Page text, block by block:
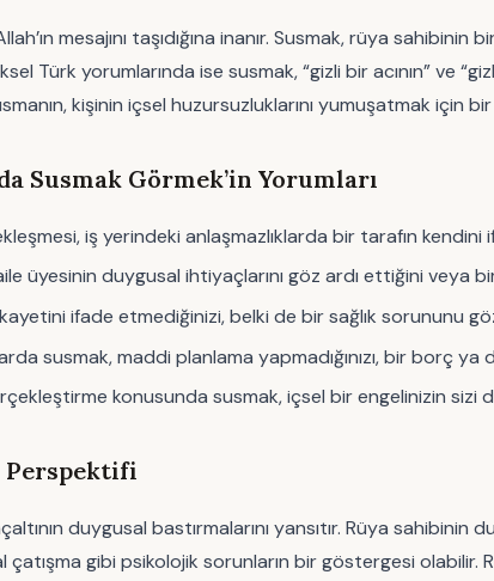
mesajını taşıdığına inanır. Susmak, rüya
Türk yorumlarında ise susmak, “gizli bir acının” ve
kişinin içsel huzursuzluklarını yumuşatmak için
Susmak Görmek’in Yorumları
iş yerindeki anlaşmazlıklarda bir tarafın
üyesinin duygusal ihtiyaçlarını göz ardı ettiğini veya
ifade etmediğinizi, belki de bir sağlık sorununu
susmak, maddi planlama yapmadığınızı, bir borç ya
konusunda susmak, içsel bir engelinizin sizi
Perspektifi
duygusal bastırmalarını yansıtır. Rüya
gibi psikolojik sorunların bir göstergesi olabilir.